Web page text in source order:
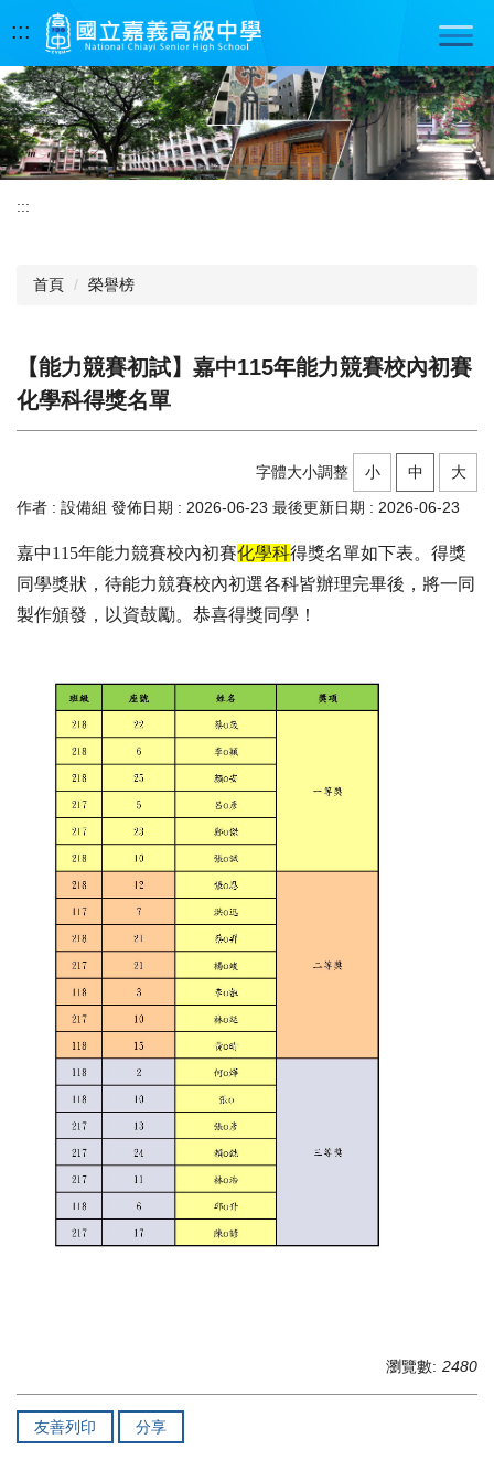
到
要
內
容
區
:::
:::
首頁 榮譽榜
【能力競賽初試】嘉中115年能力競賽校內初賽
化學科得獎名單
字體大小調整 小 中
大
作者 : 設備組 發佈日期 : 2026-06-23 最後更新日期 : 2026-06-23
嘉中115年能力競賽校內初賽化學科得獎名單如下表。得獎
同學獎狀，待能力競賽校內初選各科皆辦理完畢後，將一同
製作頒發，以資鼓勵。恭喜得獎同學！
瀏覽數: 2480
友善列印 分享